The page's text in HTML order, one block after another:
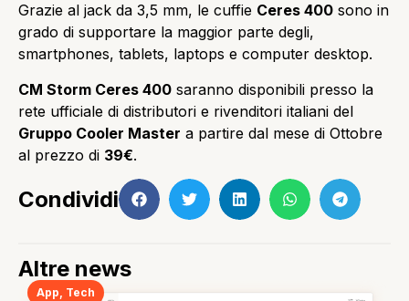
Grazie al jack da 3,5 mm, le cuffie Ceres 400 sono in
grado di supportare la maggior parte degli,
smartphones, tablets, laptops e computer desktop.
CM Storm Ceres 400 saranno disponibili presso la
rete ufficiale di distributori e rivenditori italiani del
Gruppo Cooler Master a partire dal mese di Ottobre
al prezzo di 39€.
Condividi
Altre news
App, Tech